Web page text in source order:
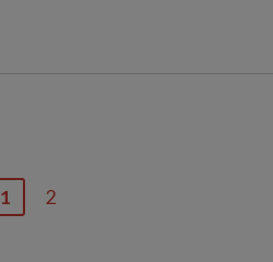
Page
1
Dernière
2